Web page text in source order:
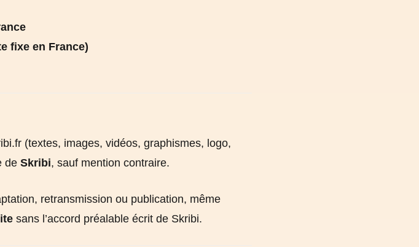
fixe en France)
(textes, images, vidéos, graphismes, logo,
de Skribi, sauf mention contraire.
retransmission ou publication, même
sans l’accord préalable écrit de Skribi.